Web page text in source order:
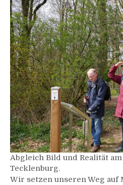
Abgleich Bild und Realität
Tecklenburg.
Wir setzen unseren Weg auf